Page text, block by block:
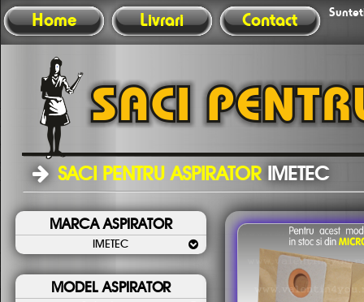
Home Livrari Contact
SACI PENTRU ASPIRATOR IMETEC
MARCA ASPIRATOR
IMETEC
MODEL ASPIRATOR